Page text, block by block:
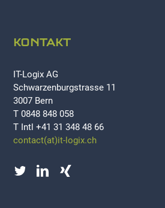
KONTAKT
IT-Logix AG
Schwarzenburgstrasse 11
3007 Bern
T 0848 848 058
T Intl +41 31 348 48 66
contact(at)it-logix.ch